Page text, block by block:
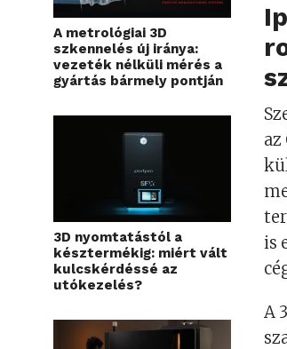
A metrológiai 3D
szkennelés új iránya:
vezeték nélküli mérés a
gyártás bármely pontján
3D nyomtatástól a
késztermékig: miért vált
kulcskérdéssé az
utókezelés?
is
A